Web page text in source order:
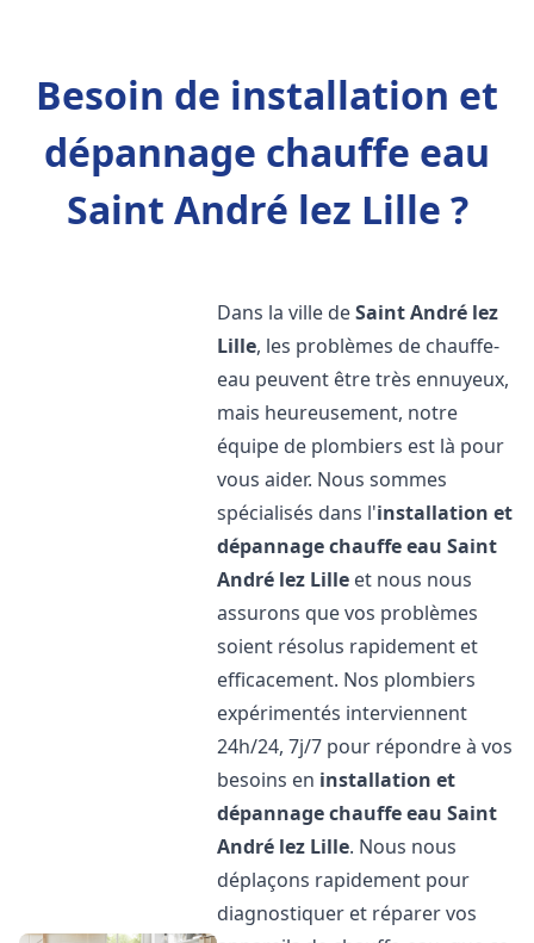
Besoin de installation et
dépannage chauffe eau
Saint André lez Lille ?
Dans la ville deSaint André lez
Lille, les problèmes de chauffe-
eau peuvent être très ennuyeux,
mais heureusement, notre
équipe de plombiers est là pour
vous aider. Nous sommes
spécialisés dans l'installation et
dépannage chauffe eau Saint
André lez Lille et nous nous
assurons que vos problèmes
soient résolus rapidement et
efficacement. Nos plombiers
expérimentés interviennent
24h/24, 7j/7 pour répondre à vos
besoins en installation et
dépannage chauffe eau Saint
André lez Lille. Nous nous
déplaçons rapidement pour
diagnostiquer et réparer vos